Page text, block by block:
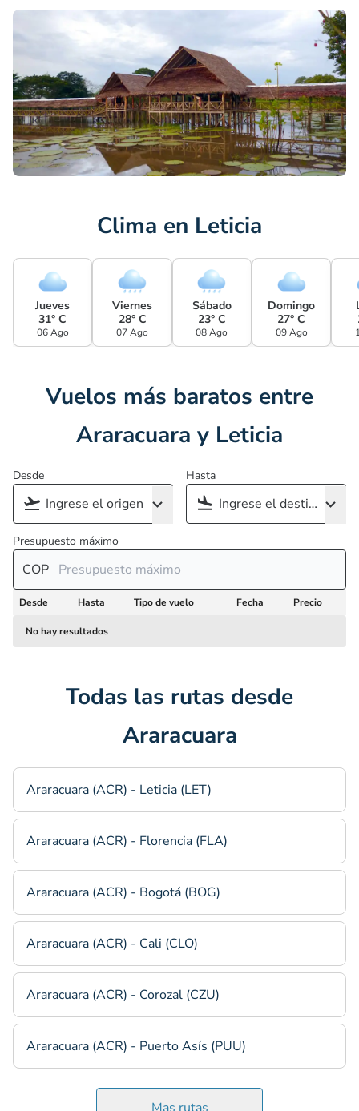
Clima en Leticia
Jueves
31° C
06 Ago
Viernes
28° C
07 Ago
Sábado
23° C
08 Ago
Domingo
27° C
09 Ago
Vuelos más baratos entre
Araracuara y Leticia
Desde Hasta
Presupuesto máximo
COP
Desde Hasta Tipo de vuelo Fecha Precio
No hay resultados
Todas las rutas desde
Araracuara
Araracuara (ACR) - Leticia (LET)
Araracuara (ACR) - Florencia (FLA)
Araracuara (ACR) - Bogotá (BOG)
Araracuara (ACR) - Cali (CLO)
Araracuara (ACR) - Corozal (CZU)
Araracuara (ACR) - Puerto Asís (PUU)